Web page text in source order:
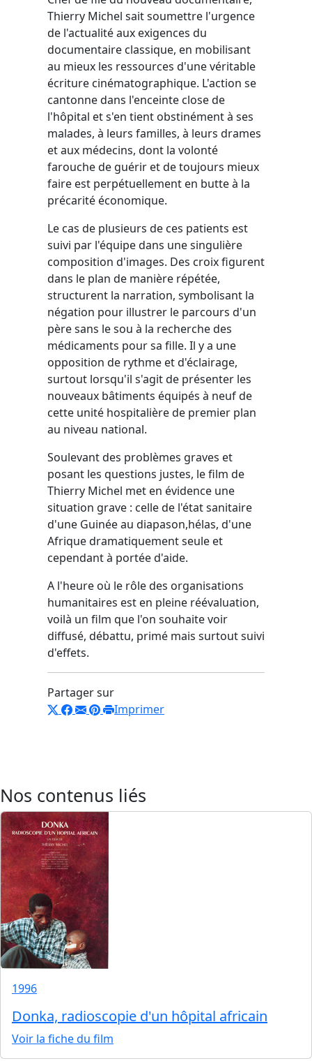
Thierry Michel sait soumettre l'urgence
de l'actualité aux exigences du
documentaire classique, en mobilisant
au mieux les ressources d'une véritable
écriture cinématographique. L'action se
cantonne dans l'enceinte close de
l'hôpital et s'en tient obstinément à ses
malades, à leurs familles, à leurs drames
et aux médecins, dont la volonté
farouche de guérir et de toujours mieux
faire est perpétuellement en butte à la
précarité économique.
Le cas de plusieurs de ces patients est
suivi par l'équipe dans une singulière
composition d'images. Des croix figurent
dans le plan de manière répétée,
structurent la narration, symbolisant la
négation pour illustrer le parcours d'un
père sans le sou à la recherche des
médicaments pour sa fille. Il y a une
opposition de rythme et d'éclairage,
surtout lorsqu'il s'agit de présenter les
nouveaux bâtiments équipés à neuf de
cette unité hospitalière de premier plan
au niveau national.
Soulevant des problèmes graves et
posant les questions justes, le film de
Thierry Michel met en évidence une
situation grave : celle de l'état sanitaire
d'une Guinée au diapason,hélas, d'une
Afrique dramatiquement seule et
cependant à portée d'aide.
A l'heure où le rôle des organisations
humanitaires est en pleine réévaluation,
voilà un film que l'on souhaite voir
diffusé, débattu, primé mais surtout suivi
d'effets.
Partager sur
Imprimer
Nos contenus liés
1996
Donka, radioscopie d'un hôpital africain
Voir la fiche du film